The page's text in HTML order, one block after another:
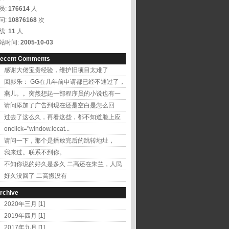
: 176614 人
: 10876168 次
: 11 人
时间: 2005-10-03
Comments
感谢大佬宝贵经验，维护旧项目太难了
回影乐： GG在几年前申请都已经不通过了，
改用百...
燕儿。。突然想起一部程序员的小说也有一
个叫燕儿的...
请问添加了广告到现在还是空白是怎么回
事？ 二...
过去了这么久，再看这些，都不知道脸上应
该出现的是什...
onclick="window.locat...
请问一下，那个是播放完后的跳转地址，
onclick...
我来过。联系不到你。
不知你说的好久是多久 二高还在朱兰，人民
医院东边...
好久没回了 二高搬没有
啊？？？？？？？？？？？？？...
2020年三月 [1]
2019年四月 [1]
2017年九月 [1]